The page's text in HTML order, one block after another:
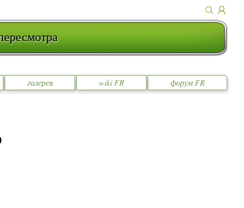
галерея wiki FR форум FR